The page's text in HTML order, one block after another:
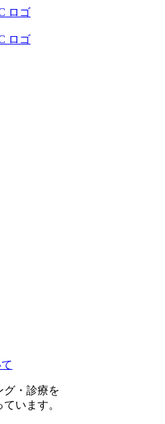
グ・診療を
います。